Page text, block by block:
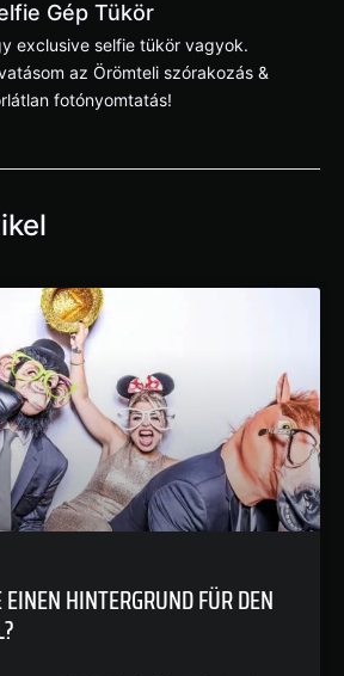
Gép Tükör
exclusive selfie tükör vagyok.
az Örömteli szórakozás &
fotónyomtatás!
HINTERGRUND FÜR DEN